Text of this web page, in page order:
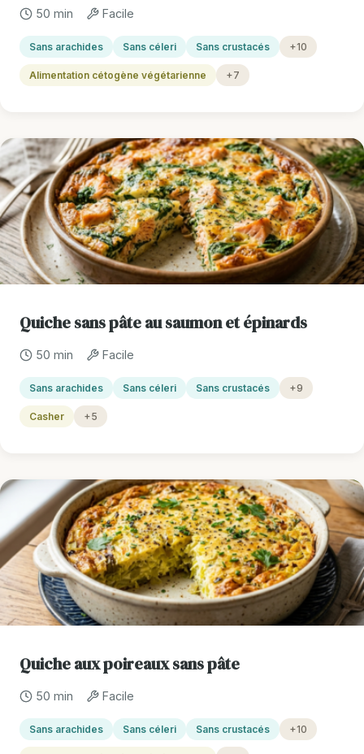
50 min Facile
Sans arachides Sans céleri Sans crustacés +10
Alimentation cétogène végétarienne +7
Quiche sans pâte au saumon et épinards
50 min Facile
Sans arachides Sans céleri Sans crustacés +9
Casher +5
Quiche aux poireaux sans pâte
50 min Facile
Sans arachides Sans céleri Sans crustacés +10